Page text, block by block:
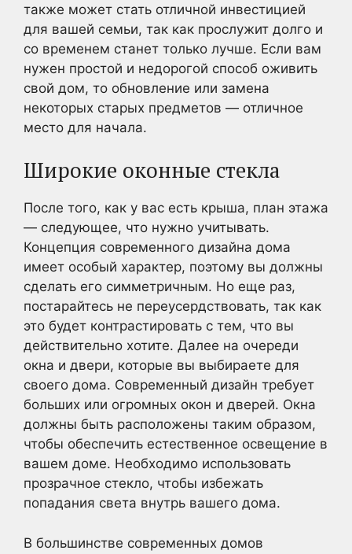
также может стать отличной инвестицией
для вашей семьи, так как прослужит долго и
со временем станет только лучше. Если вам
нужен простой и недорогой способ оживить
свой дом, то обновление или замена
некоторых старых предметов — отличное
место для начала.
Широкие оконные стекла
После того, как у вас есть крыша, план этажа
— следующее, что нужно учитывать.
Концепция современного дизайна дома
имеет особый характер, поэтому вы должны
сделать его симметричным. Но еще раз,
постарайтесь не переусердствовать, так как
это будет контрастировать с тем, что вы
действительно хотите. Далее на очереди
окна и двери, которые вы выбираете для
своего дома. Современный дизайн требует
больших или огромных окон и дверей. Окна
должны быть расположены таким образом,
чтобы обеспечить естественное освещение в
вашем доме. Необходимо использовать
прозрачное стекло, чтобы избежать
попадания света внутрь вашего дома.
В большинстве современных домов